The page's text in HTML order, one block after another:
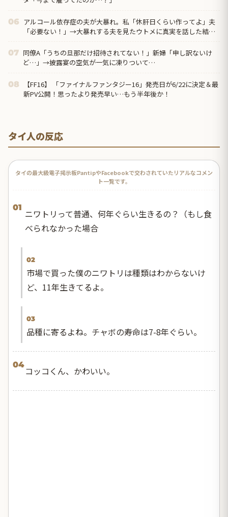
06 アルコール依存症の夫が大暴れ。私「休肝日くらい作ってよ」夫
「必要ない！」→大暴れする夫を見たウトメに真実を話した結
07 同僚A「うちの旦那だけ招待されてない！」新婦「申し訳ないけ
ど…」→披露宴の空気が一気に凍りついて…
08
【FF16】 「ファイナルファンタジー16」発売日が6/22に決定＆最
新PV公開！思ったより発売早い…もう半年後か！
タイ人の反応
タイの最大級電子掲示板PantipやFacebookで交わされていたリアルなコメン
ト一覧です。
01
ニワトリって普通、何年ぐらい生きるの？（もし食
べられなかった場合
02
市場で買った僕のニワトリは種類はわからないけ
ど、11年生きてるよ。
03
品種に寄るよね。チャボの寿命は7-8年ぐらい。
04
コッコくん、かわいい。